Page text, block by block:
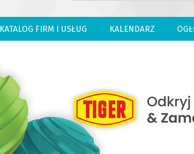
KATALOG FIRM I USŁUG KALENDARZ